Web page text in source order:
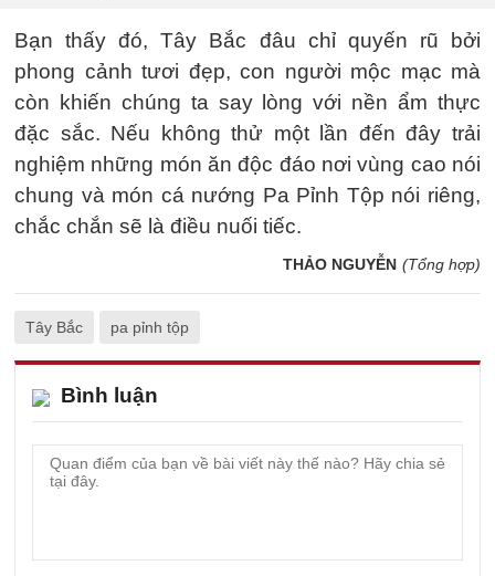
Bạn thấy đó, Tây Bắc đâu chỉ quyến rũ bởi
phong cảnh tươi đẹp, con người mộc mạc mà
còn khiến chúng ta say lòng với nền ẩm thực
đặc sắc. Nếu không thử một lần đến đây trải
nghiệm những món ăn độc đáo nơi vùng cao nói
chung và món cá nướng Pa Pỉnh Tộp nói riêng,
chắc chắn sẽ là điều nuối tiếc.
THẢO NGUYỄN (Tổng hợp)
Tây Bắc pa pỉnh tộp
Bình luận